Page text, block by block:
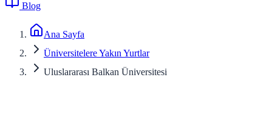
Blog
Ana Sayfa
Üniversitelere Yakın Yurtlar
Uluslararası Balkan Üniversitesi